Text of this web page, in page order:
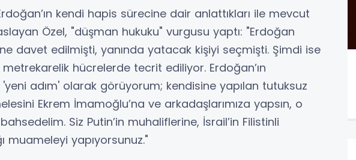
kendi hapis sürecine dair anlattıkları ile mevcut
Özel, "düşman hukuku" vurgusu yaptı: "Erdoğan
davet edilmişti, yanında yatacak kişiyi seçmişti. Şimdi ise
metrekarelik hücrelerde tecrit ediliyor. Erdoğan’ın
'yeni adım' olarak görüyorum; kendisine yapılan tutuksuz
Ekrem İmamoğlu’na ve arkadaşlarımıza yapsın, o
Siz Putin’in muhaliflerine, İsrail’in Filistinli
muameleyi yapıyorsunuz."